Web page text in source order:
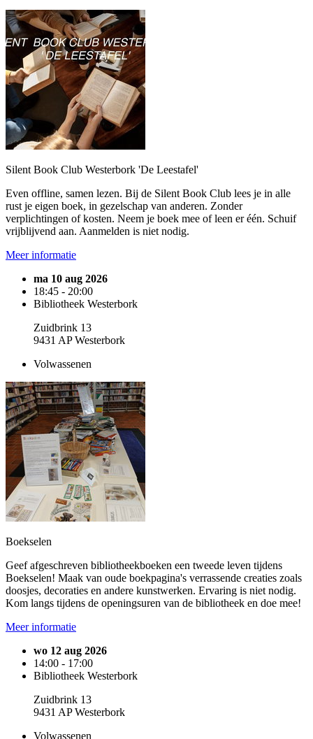
Silent Book Club Westerbork 'De Leestafel'
Even offline, samen lezen. Bij de Silent Book Club lees je in alle
rust je eigen boek, in gezelschap van anderen. Zonder
verplichtingen of kosten. Neem je boek mee of leen er één. Schuif
vrijblijvend aan. Aanmelden is niet nodig.
Meer informatie
ma 10 aug 2026
18:45 - 20:00
Bibliotheek Westerbork
Zuidbrink 13
9431 AP Westerbork
Volwassenen
Boekselen
Geef afgeschreven bibliotheekboeken een tweede leven tijdens
Boekselen! Maak van oude boekpagina's verrassende creaties zoals
doosjes, decoraties en andere kunstwerken. Ervaring is niet nodig.
Kom langs tijdens de openingsuren van de bibliotheek en doe mee!
Meer informatie
wo 12 aug 2026
14:00 - 17:00
Bibliotheek Westerbork
Zuidbrink 13
9431 AP Westerbork
Volwassenen